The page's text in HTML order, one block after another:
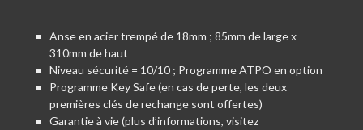
Anse en acier trempé de 18mm ; 85mm de large x
310mm de haut
Niveau sécurité = 10/10 ; Programme ATPO en option
Programme Key Safe (en cas de perte, les deux
premières clés de rechange sont offertes)
Garantie à vie (plus d’informations, visitez